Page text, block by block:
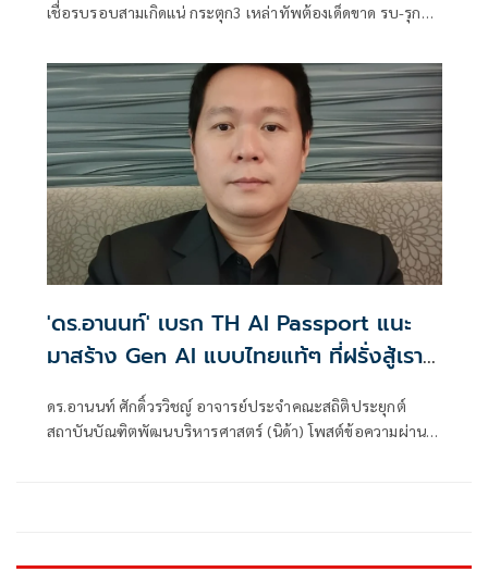
เชื่อรบรอบสามเกิดแน่ กระตุก3 เหล่าทัพต้องเด็ดขาด รบ-รุก
'ดร.อานนท์' เบรก TH AI Passport แนะ
มาสร้าง Gen AI แบบไทยแท้ๆ ที่ฝรั่งสู้เรา
ดร.อานนท์ ศักดิ์วรวิชญ์ อาจารย์ประจำคณะสถิติประยุกต์
สถาบันบัณฑิตพัฒนบริหารศาสตร์ (นิด้า) โพสต์ข้อความผ่าน